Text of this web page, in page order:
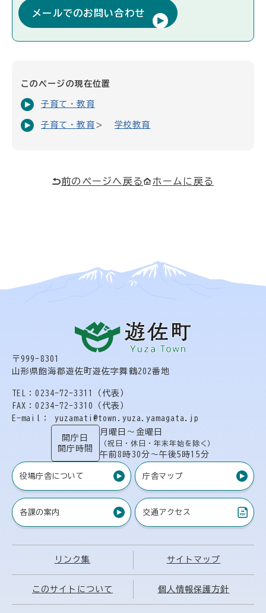
メールでのお問い合わせ
このページの現在位置
子育て・教育
子育て・教育 学校教育
前のページへ戻る ホームに戻る
〒999-8301
山形県飽海郡遊佐町遊佐字舞鶴202番地
TEL：0234-72-3311（代表）
FAX：0234-72-3310（代表）
E-mail： yuzamati@town.yuza.yamagata.jp
開庁日
開庁時間
月曜日〜金曜日
（祝日・休日・年末年始を除く）
午前8時30分〜午後5時15分
役場庁舎について 庁舎マップ
各課の案内 交通アクセス
（PDF）
リンク集 サイトマップ
このサイトについて 個人情報保護方針